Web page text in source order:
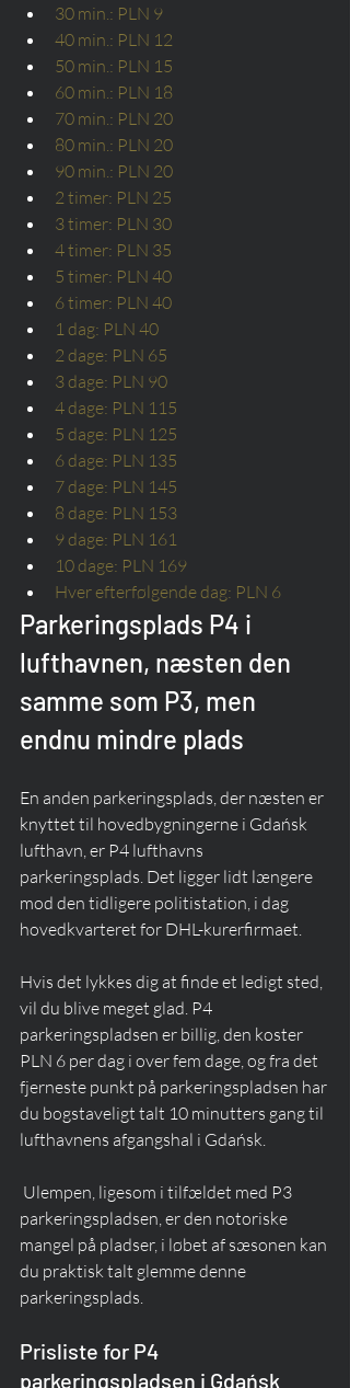
30 min.: PLN 9
40 min.: PLN 12
50 min.: PLN 15
60 min.: PLN 18
70 min.: PLN 20
80 min.: PLN 20
90 min.: PLN 20
2 timer: PLN 25
3 timer: PLN 30
4 timer: PLN 35
5 timer: PLN 40
6 timer: PLN 40
1 dag: PLN 40
2 dage: PLN 65
3 dage: PLN 90
4 dage: PLN 115
5 dage: PLN 125
6 dage: PLN 135
7 dage: PLN 145
8 dage: PLN 153
9 dage: PLN 161
10 dage: PLN 169
Hver efterfølgende dag: PLN 6
Parkeringsplads P4 i
lufthavnen, næsten den
samme som P3, men
endnu mindre plads
En anden parkeringsplads, der næsten er
knyttet til hovedbygningerne i Gdańsk
lufthavn, er P4 lufthavns
parkeringsplads. Det ligger lidt længere
mod den tidligere politistation, i dag
hovedkvarteret for DHL-kurerfirmaet.
Hvis det lykkes dig at finde et ledigt sted,
vil du blive meget glad. P4
parkeringspladsen er billig, den koster
PLN 6 per dag i over fem dage, og fra det
fjerneste punkt på parkeringspladsen har
du bogstaveligt talt 10 minutters gang til
lufthavnens afgangshal i Gdańsk.
parkeringspladsen, er den notoriske
mangel på pladser, i løbet af sæsonen kan
du praktisk talt glemme denne
parkeringsplads.
Prisliste for P4
parkeringspladsen i Gdańsk